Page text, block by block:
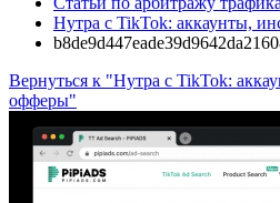
Нутра с TikTok: аккаунты,
Вернуться к "Нутра с TikTok:
офферы"